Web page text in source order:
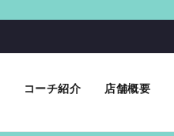
コーチ紹介 店舗概要